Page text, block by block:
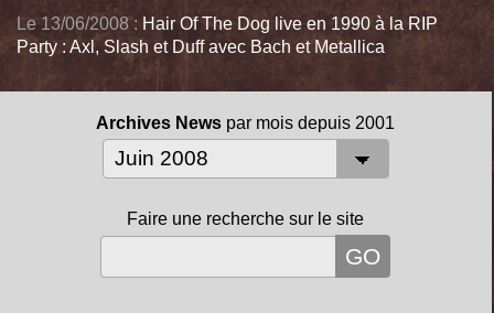
Le 13/06/2008 : Hair Of The Dog live en 1990 à la RIP
Party : Axl, Slash et Duff avec Bach et Metallica
Archives News par mois depuis 2001
Faire une recherche sur le site